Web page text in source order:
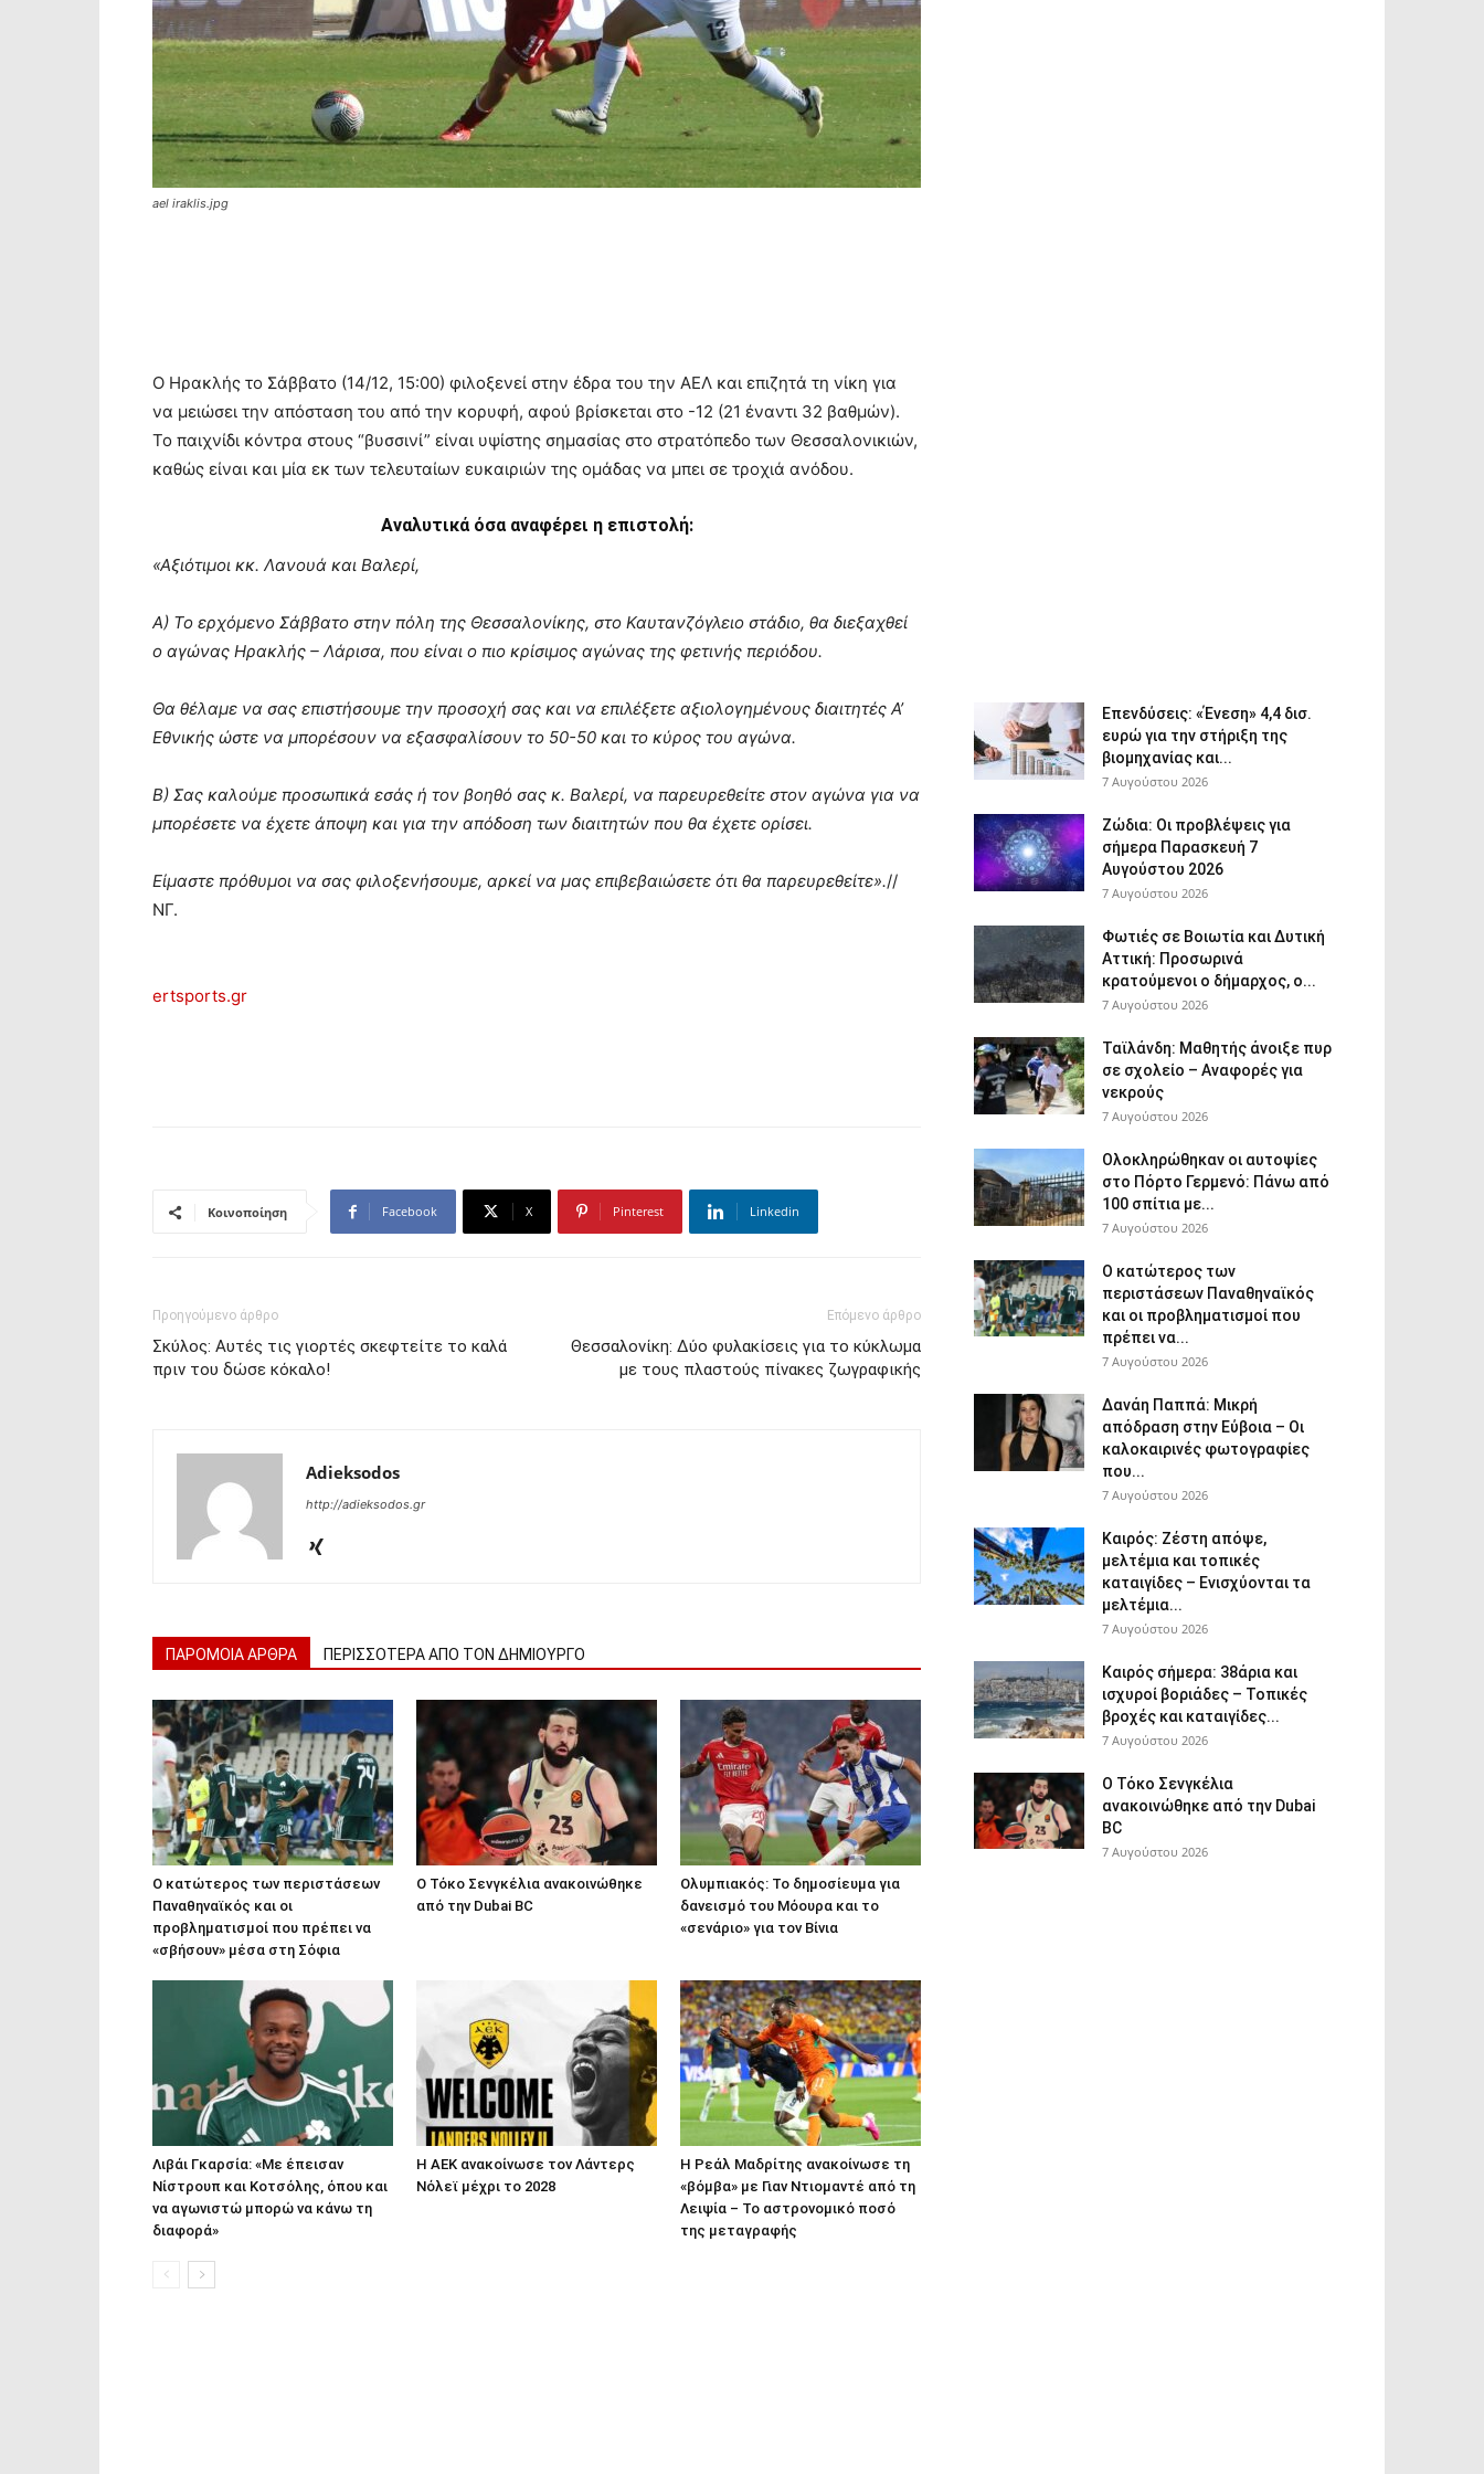
ael iraklis.jpg
Ο Ηρακλής το Σάββατο (14/12, 15:00) φιλοξενεί στην έδρα του την ΑΕΛ και επιζητά τη νίκη για
να μειώσει την απόσταση του από την κορυφή, αφού βρίσκεται στο -12 (21 έναντι 32 βαθμών).
Το παιχνίδι κόντρα στους “βυσσινί” είναι υψίστης σημασίας στο στρατόπεδο των Θεσσαλονικιών,
καθώς είναι και μία εκ των τελευταίων ευκαιριών της ομάδας να μπει σε τροχιά ανόδου.
Αναλυτικά όσα αναφέρει η επιστολή:
«Αξιότιμοι κκ. Λανουά και Βαλερί,
Α) Το ερχόμενο Σάββατο στην πόλη της Θεσσαλονίκης, στο Καυτανζόγλειο στάδιο, θα διεξαχθεί
ο αγώνας Ηρακλής – Λάρισα, που είναι ο πιο κρίσιμος αγώνας της φετινής περιόδου.
Θα θέλαμε να σας επιστήσουμε την προσοχή σας και να επιλέξετε αξιολογημένους διαιτητές Α’
Εθνικής ώστε να μπορέσουν να εξασφαλίσουν το 50-50 και το κύρος του αγώνα.
Β) Σας καλούμε προσωπικά εσάς ή τον βοηθό σας κ. Βαλερί, να παρευρεθείτε στον αγώνα για να
μπορέσετε να έχετε άποψη και για την απόδοση των διαιτητών που θα έχετε ορίσει.
Είμαστε πρόθυμοι να σας φιλοξενήσουμε, αρκεί να μας επιβεβαιώσετε ότι θα παρευρεθείτε».//
ΝΓ.
ertsports.gr
Κοινοποίηση Facebook X Pinterest Linkedin
Προηγούμενο άρθρο
Σκύλος: Αυτές τις γιορτές σκεφτείτε το καλά
πριν του δώσε κόκαλο!
Επόμενο άρθρο
Θεσσαλονίκη: Δύο φυλακίσεις για το κύκλωμα
με τους πλαστούς πίνακες ζωγραφικής
Adieksodos
http://adieksodos.gr
ΠΑΡΟΜΟΙΑ ΑΡΘΡΑ ΠΕΡΙΣΣΟΤΕΡΑ ΑΠΟ ΤΟΝ ΔΗΜΙΟΥΡΓΟ
Ο κατώτερος των περιστάσεων
Παναθηναϊκός και οι
προβληματισμοί που πρέπει να
«σβήσουν» μέσα στη Σόφια
Ο Τόκο Σενγκέλια ανακοινώθηκε
από την Dubai BC
Ολυμπιακός: Το δημοσίευμα για
δανεισμό του Μόουρα και το
«σενάριο» για τον Βίνια
Λιβάι Γκαρσία: «Με έπεισαν
Νίστρουπ και Κοτσόλης, όπου και
να αγωνιστώ μπορώ να κάνω τη
διαφορά»
Η ΑΕΚ ανακοίνωσε τον Λάντερς
Νόλεϊ μέχρι το 2028
Η Ρεάλ Μαδρίτης ανακοίνωσε τη
«βόμβα» με Γιαν Ντιομαντέ από τη
Λειψία – Το αστρονομικό ποσό
της μεταγραφής
Επενδύσεις: «Ένεση» 4,4 δισ.
ευρώ για την στήριξη της
βιομηχανίας και...
7 Αυγούστου 2026
Ζώδια: Οι προβλέψεις για
σήμερα Παρασκευή 7
Αυγούστου 2026
7 Αυγούστου 2026
Φωτιές σε Βοιωτία και Δυτική
Αττική: Προσωρινά
κρατούμενοι ο δήμαρχος, ο...
7 Αυγούστου 2026
Ταϊλάνδη: Μαθητής άνοιξε πυρ
σε σχολείο – Αναφορές για
νεκρούς
7 Αυγούστου 2026
Ολοκληρώθηκαν οι αυτοψίες
στο Πόρτο Γερμενό: Πάνω από
100 σπίτια με...
7 Αυγούστου 2026
Ο κατώτερος των
περιστάσεων Παναθηναϊκός
και οι προβληματισμοί που
πρέπει να...
7 Αυγούστου 2026
Δανάη Παππά: Μικρή
απόδραση στην Εύβοια – Οι
καλοκαιρινές φωτογραφίες
που...
7 Αυγούστου 2026
Καιρός: Ζέστη απόψε,
μελτέμια και τοπικές
καταιγίδες – Ενισχύονται τα
μελτέμια...
7 Αυγούστου 2026
Καιρός σήμερα: 38άρια και
ισχυροί βοριάδες – Τοπικές
βροχές και καταιγίδες...
7 Αυγούστου 2026
Ο Τόκο Σενγκέλια
ανακοινώθηκε από την Dubai
BC
7 Αυγούστου 2026